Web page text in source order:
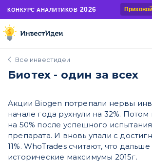
КОНКУРС АНАЛИТИКОВ 2026
Все инвестидеи
Биотех - один за всех
Акции Biogen потрепали нервы
начале года рухнули на 32%.
на 50% после успешного
препарата. И вновь упали с
11%. WhoTrades считают, что
исторические максимумы 2015г.